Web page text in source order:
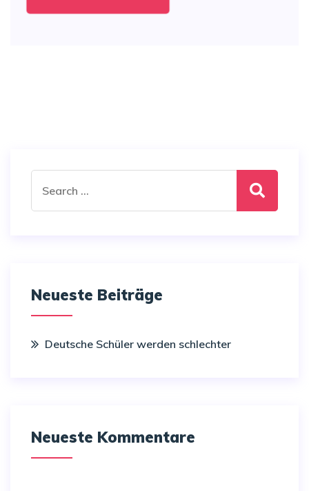
for:
Neueste Beiträge
Deutsche Schüler werden schlechter
Neueste Kommentare